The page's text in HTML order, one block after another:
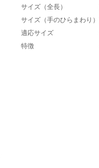
サイズ（全長）
サイズ（手のひらまわり）
適応サイズ
特徴